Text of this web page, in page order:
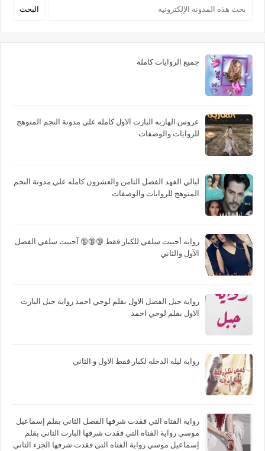
جميع الروايات كامله
عروس الهاربه البارت الاول كامله علي مدونة النجم المتوهج
للروايات والوصفات
ليالي الفهد الفصل الثامن والعشرون كامله علي مدونة النجم
المتوهج للروايات والوصفات
روايه أحببت سلفي للكبار فقط 🔞🔞🔞 آحببت سلفي الفصل
الآول والثاني
رواية جبل الفصل الاول بقلم لوجي احمد رواية جبل البارت
الاول بقلم لوجي احمد
رواية ليله الدخله لكبار فقط الاول و الثاني
رواية الفتاه التي فقدت شرفها الفصل الثاني بقلم إسماعيل
موسي رواية الفتاه التي فقدت شرفها البارت الثاني بقلم
إسماعيل موسي رواية الفتاه التي فقدت شرفها الجزء الثاني